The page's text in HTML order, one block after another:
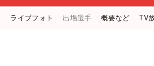
ライブフォト 出場選手 概要など TV